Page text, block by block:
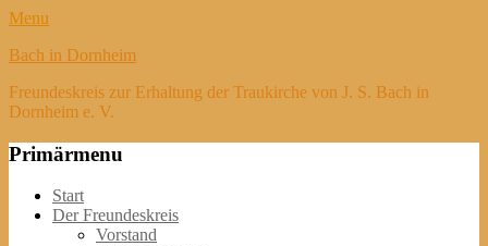
Menu
Bach in Dornheim
Freundeskreis zur Erhaltung der Traukirche von J. S. Bach in
Dornheim e. V.
Primärmenu
Weiter
zum
Start
Der Freundeskreis
Vorstand